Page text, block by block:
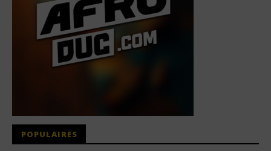
POPULAIRES